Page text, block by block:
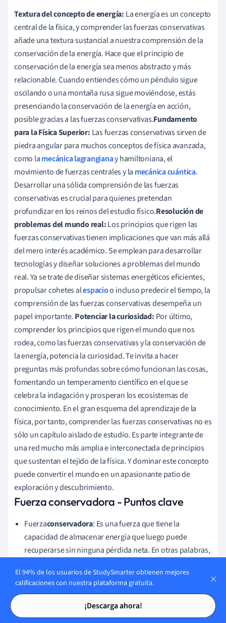
Tarjetas de estudio
Tarjetas de estudio
Textura del concepto de energía: La energía es un concepto
central de la física, y comprender las fuerzas conservativas
añade una textura sustancial a nuestra comprensión de la
conservación de la energía. Hace que el principio de
conservación de la energía sea menos abstracto y más
relacionable. Cuando entiendes cómo un péndulo sigue
oscilando o una montaña rusa sigue moviéndose, estás
presenciando la conservación de la energía en acción,
posible gracias a las fuerzas conservativas.Fundamento
para la Física Superior: Las fuerzas conservativas sirven de
piedra angular para muchos conceptos de física avanzada,
como lamecánica lagrangianay hamiltoniana, el
movimiento de fuerzas centrales y la mecánica cuántica.
Desarrollar una sólida comprensión de las fuerzas
conservativas es crucial para quienes pretendan
profundizar en los reinos del estudio físico.Resolución de
problemas del mundo real:Los principios que rigen las
fuerzas conservativas tienen implicaciones que van más allá
del mero interés académico. Se emplean para desarrollar
tecnologías y diseñar soluciones a problemas del mundo
real. Ya se trate de diseñar sistemas energéticos eficientes,
propulsar cohetes alespacioo incluso predecir el tiempo, la
comprensión de las fuerzas conservativas desempeña un
papel importante. Potenciar la curiosidad: Por último,
comprender los principios que rigen el mundo que nos
rodea, como las fuerzas conservativas y la conservación de
la energía, potencia la curiosidad. Te invita a hacer
preguntas más profundas sobre cómo funcionan las cosas,
fomentando un temperamento científico en el que se
celebra la indagación y prosperan los ecosistemas de
conocimiento. En el gran esquema del aprendizaje de la
física, por tanto, comprender las fuerzas conservativas no es
sólo un capítulo aislado de estudio. Es parte integrante de
una red mucho más amplia e interconectada de principios
que sustentan el tejido de la física. Y dominar este concepto
puede convertir el mundo en un apasionante patio de
exploración y descubrimiento.
Fuerza conservadora - Puntos clave
Fuerzaconservadora: Es una fuerza que tiene la
capacidad de almacenar energía que luego puede
recuperarse sin ninguna pérdida neta. En otras palabras,
conservativas, el trabajo realizado al mover un objeto
entre dos puntos es independiente del camino recorrido.
de fuerza conservativa: La ecuación
fundamental utilizada para identificar una fuerza
El 94% de los usuarios de StudySmarter obtienen mejores
calificaciones con nuestra plataforma gratuita.
¡Descarga ahora!